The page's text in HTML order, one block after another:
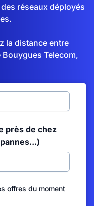
réseaux déployés
la distance entre
Telecom,
près de chez
offres du moment